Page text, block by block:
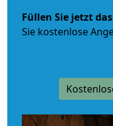
Füllen Sie jetzt
Sie kostenlose